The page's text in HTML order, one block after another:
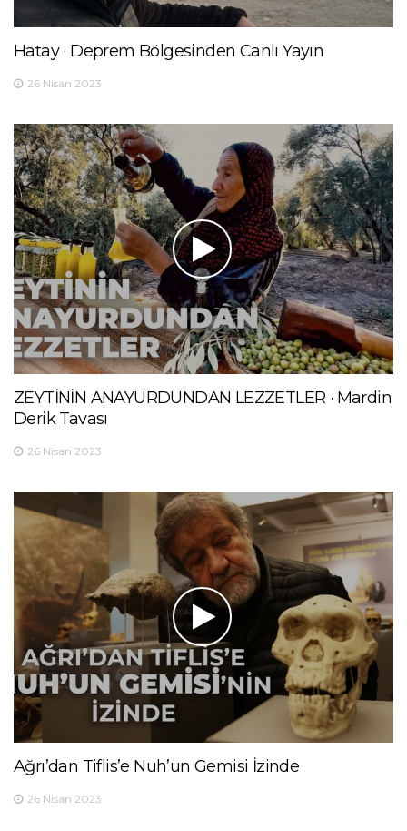
Hatay · Deprem Bölgesinden Canlı Yayın
26 Nisan 2023
ZEYTİNİN ANAYURDUNDAN LEZZETLER · Mardin
Derik Tavası
26 Nisan 2023
Ağrı’dan Tiflis’e Nuh’un Gemisi İzinde
26 Nisan 2023